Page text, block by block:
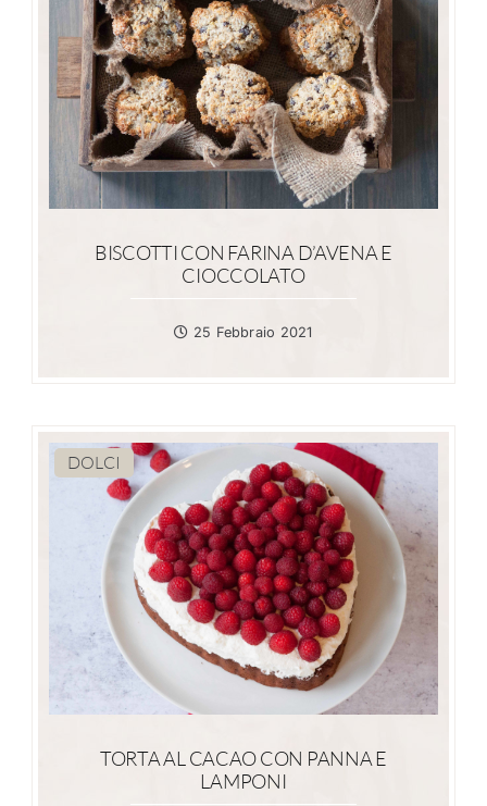
BISCOTTI CON FARINA D’AVENA E
CIOCCOLATO
25 Febbraio 2021
DOLCI
TORTA AL CACAO CON PANNA E
LAMPONI